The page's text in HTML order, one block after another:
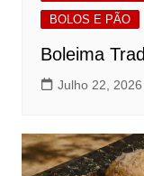
BOLOS E PÃO
Boleima
Julho 22, 2026